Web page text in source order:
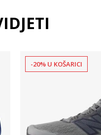
-20% U KOŠARICI